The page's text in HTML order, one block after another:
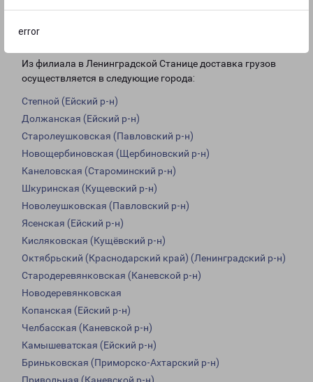
error
Из филиала в Ленинградской Станице доставка грузов
осуществляется в следующие города:
Степной (Ейский р-н)
Должанская (Ейский р-н)
Старолеушковская (Павловский р-н)
Новощербиновская (Щербиновский р-н)
Канеловская (Староминский р-н)
Шкуринская (Кущевский р-н)
Новолеушковская (Павловский р-н)
Ясенская (Ейский р-н)
Кисляковская (Кущёвский р-н)
Октябрьский (Краснодарский край) (Ленинградский р-н)
Стародеревянковская (Каневской р-н)
Новодеревянковская
Копанская (Ейский р-н)
Челбасская (Каневской р-н)
Камышеватская (Ейский р-н)
Бриньковская (Приморско-Ахтарский р-н)